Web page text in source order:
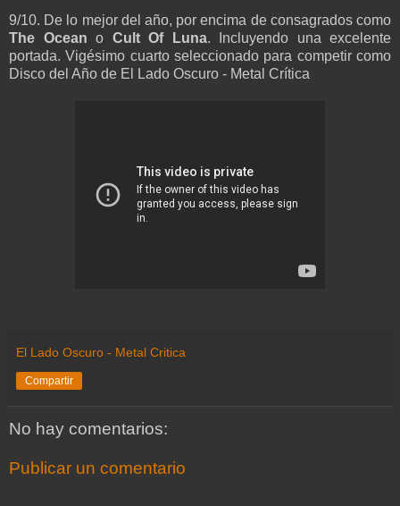
9/10. De lo mejor del año, por encima de consagrados como
The Ocean o Cult Of Luna. Incluyendo una excelente
portada. Vigésimo cuarto seleccionado para competir como
Disco del Año de El Lado Oscuro - Metal Crítica
El Lado Oscuro - Metal Critica
Compartir
No hay comentarios:
Publicar un comentario